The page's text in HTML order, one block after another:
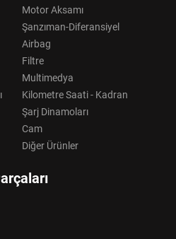
Motor Aksamı
Şanzıman-Diferansiyel
Airbag
Filtre
Multimedya
Kilometre Saati - Kadran
Şarj Dinamoları
Cam
Diğer Ürünler